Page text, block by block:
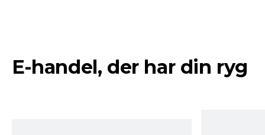
E-handel, der har din ryg